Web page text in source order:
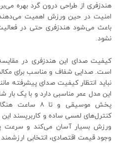
هندزفری از طراحی درون گرد بهره
امنیت در حین ورزش اهمیت
باعث می‌شود هندزفری حتی در
نشود.
کیفیت صدای این هندزفری در
است. صدایی شفاف و مناسب برای
نباید انتظار کیفیت صدای پیشرفته
پخش موسیقی و
کنترل‌های لمسی ساده و کاربرپسند
ورزش بسیار آسان می‌کند و سرعت
وجود قیمت اقتصادی، انتخابی